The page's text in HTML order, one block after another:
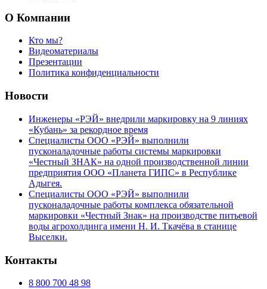
О Компании
Кто мы?
Видеоматериалы
Презентации
Политика конфиденциальности
Новости
Инженеры «РЭЙ» внедрили маркировку на 9 линиях
«Кубань» за рекордное время
Специалисты ООО «РЭЙ» выполнили
пусконаладочные работы системы маркировки
«Честный ЗНАК» на одной производственной линии
предприятия ООО «Планета ГИПС» в Республике
Адыгея.
Специалисты ООО «РЭЙ» выполнили
пусконаладочные работы комплекса обязательной
маркировки «Честный Знак» на производстве питьевой
воды агрохолдинга имени Н. И. Ткачёва в станице
Выселки.
Контакты
8 800 700 48 98